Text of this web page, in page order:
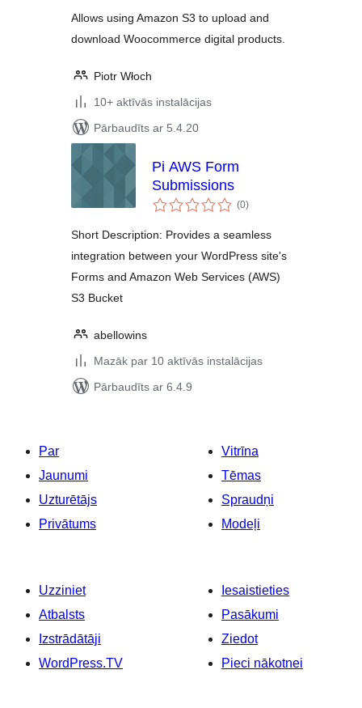
Allows using Amazon S3 to upload and
download Woocommerce digital products.
Piotr Włoch
10+ aktīvās instalācijas
Pārbaudīts ar 5.4.20
Pi AWS Form
Submissions
(0vērtējumu
kopsumma
)
Short Description: Provides a seamless
integration between your WordPress site's
Forms and Amazon Web Services (AWS)
S3 Bucket
abellowins
Mazāk par 10 aktīvās instalācijas
Pārbaudīts ar 6.4.9
Par
Jaunumi
Uzturētājs
Privātums
Vitrīna
Tēmas
Spraudņi
Modeļi
Uzziniet
Atbalsts
Izstrādātāji
WordPress.TV
Iesaistieties
Pasākumi
Ziedot
Pieci nākotnei